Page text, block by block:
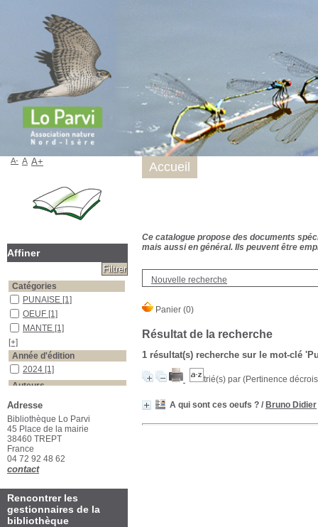
Ce catalogue propose des documents
mais aussi en général. Ils peuvent être
Nouvelle recherche
Résultat de la recherche
1 résultat(s) recherche sur le mot-clé
trié(s) par (Pertinence
A qui sont ces oeufs ? / Bruno Didier
Accueil
A- A A+
Affiner
Catégories
PUNAISE [1]
OEUF [1]
MANTE [1]
[+]
Année d'édition
2024 [1]
Auteurs
Adresse
Bibliothèque Lo Parvi
45 Place de la mairie
38460 TREPT
France
04 72 92 48 62
contact
Rencontrer les
gestionnaires de la
bibliothèque